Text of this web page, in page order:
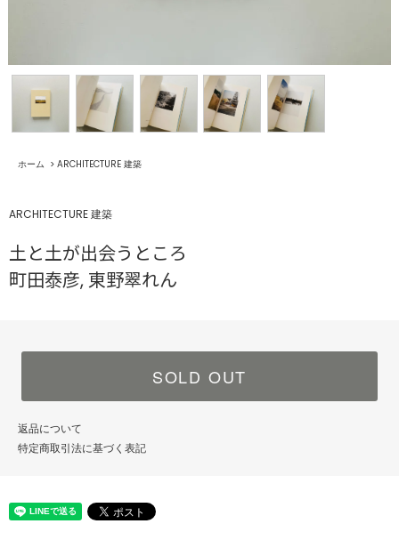
ホーム > ARCHITECTURE 建築
ARCHITECTURE 建築
土と土が出会うところ
町田泰彦, 東野翠れん
SOLD OUT
返品について
特定商取引法に基づく表記